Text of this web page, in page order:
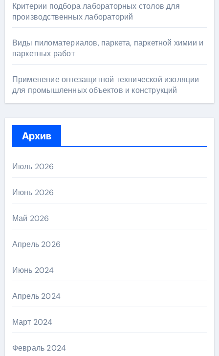
Критерии подбора лабораторных столов для
производственных лабораторий
Виды пиломатериалов, паркета, паркетной химии и
паркетных работ
Применение огнезащитной технической изоляции
для промышленных объектов и конструкций
Архив
Июль 2026
Июнь 2026
Май 2026
Апрель 2026
Июнь 2024
Апрель 2024
Март 2024
Февраль 2024